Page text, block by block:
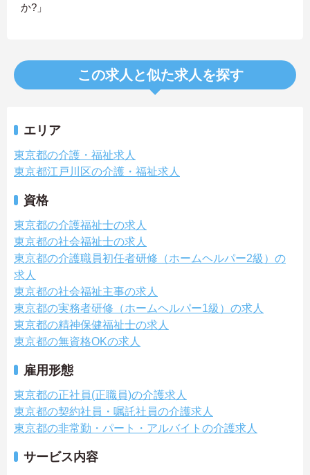
か?」
この求人と似た求人を探す
エリア
東京都の介護・福祉求人
東京都江戸川区の介護・福祉求人
資格
東京都の介護福祉士の求人
東京都の社会福祉士の求人
東京都の介護職員初任者研修（ホームヘルパー2級）の
求人
東京都の社会福祉主事の求人
東京都の実務者研修（ホームヘルパー1級）の求人
東京都の精神保健福祉士の求人
東京都の無資格OKの求人
雇用形態
東京都の正社員(正職員)の介護求人
東京都の契約社員・嘱託社員の介護求人
東京都の非常勤・パート・アルバイトの介護求人
サービス内容